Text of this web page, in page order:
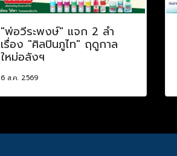
"พ่อวีระพงษ์" แจก 2 ลำ
เรื่อง "ศิลปินภูไท" ฤดูกาล
ใหม่อลังฯ
6 ส.ค. 2569